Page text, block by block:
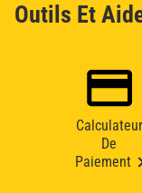
Outils Et
Calculateur
De
Paiement